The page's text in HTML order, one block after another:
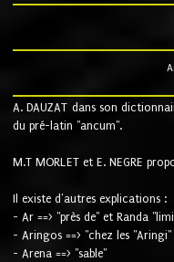
A. DAUZAT dans son
du pré-latin "ancum".
M.T MORLET et E. NEGRE
Il existe d'autres explications :
- Ar ==> "près de" et Randa
- Aringos ==> "chez les "Aringi"
- Arena ==> "sable"